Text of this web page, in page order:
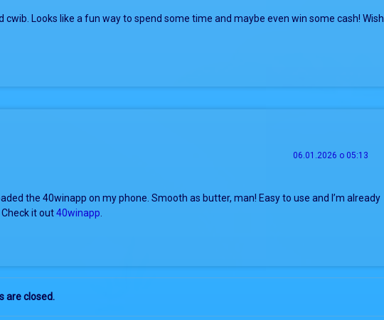
cwib. Looks like a fun way to spend some time and maybe even win some cash! Wish
06.01.2026 о 05:13
the 40winapp on my phone. Smooth as butter, man! Easy to use and I’m already
it out40winapp.
are closed.